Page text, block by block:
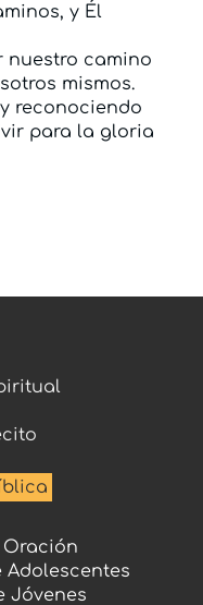
y Él
nuestro camino
mismos.
reconociendo
para la gloria
Oración
Adolescentes
Jóvenes